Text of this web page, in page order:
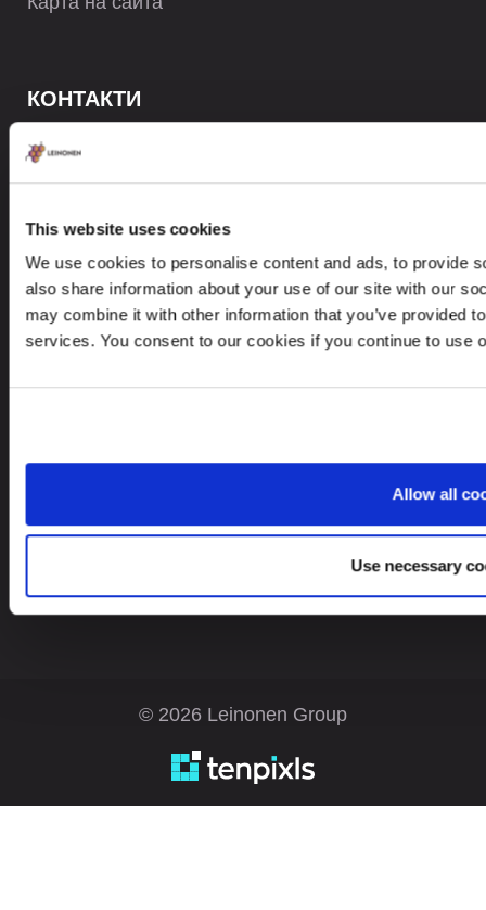
This website uses cookies
We use cookies to personalise content and ads, to provide
also share information about your use of our site with our
may combine it with other information that you’ve provided
services. You consent to our cookies if you continue to use
Allow all
Use necessary
КОНТАКТИ
+359 2 983 2198
В случай на нарушение на данните, моля свържете се с:
dataprotection@leinonen.eu
Leinonen Bulgaria EOOD
bul. "Vitosha" 44, 1000 Sofia, Bulgaria
Bulgaria BG
© 2026 Leinonen Group